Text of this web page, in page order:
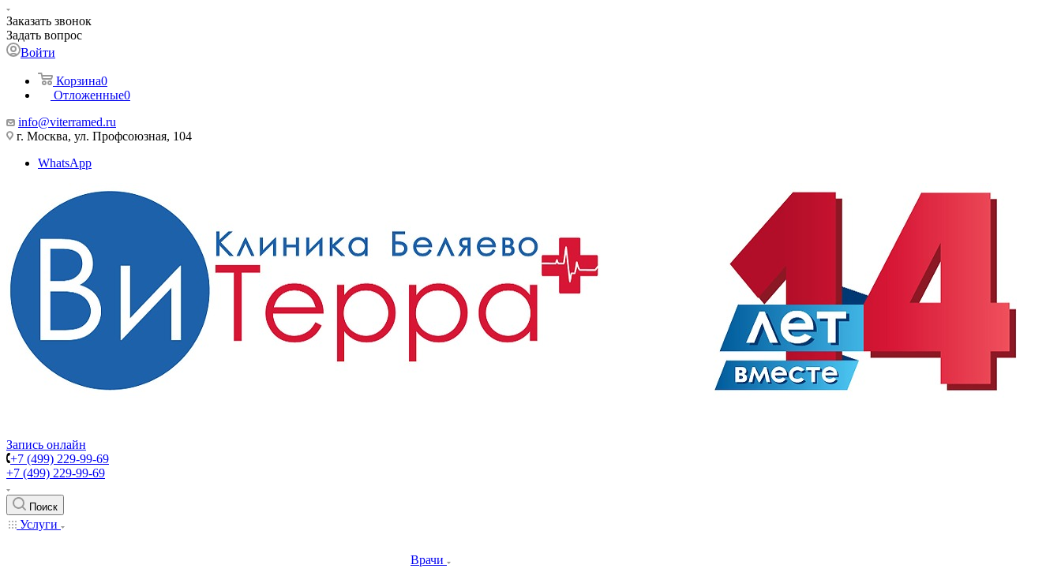
Заказать звонок
Задать вопрос
Войти
Корзина0
Отложенные0
info@viterramed.ru
г. Москва, ул. Профсоюзная, 104
WhatsApp
Запись онлайн
+7 (499) 229-99-69
+7 (499) 229-99-69
Поиск
Услуги
Врачи